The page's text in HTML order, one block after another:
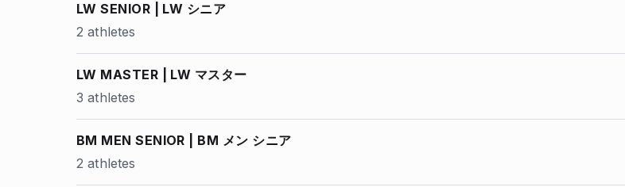
LW SENIOR | LW シニア
2 athletes
LW MASTER | LW マスター
3 athletes
BM MEN SENIOR | BM メン シニア
2 athletes